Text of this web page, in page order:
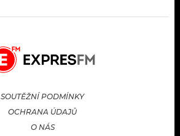
SOUTĚŽNÍ PODMÍNKY
OCHRANA ÚDAJŮ
O NÁS